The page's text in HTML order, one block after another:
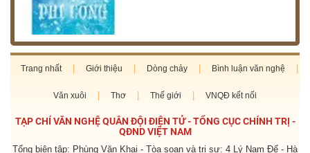
Trang nhất Giới thiệu Dòng chảy Bình luận văn nghệ
Văn xuôi Thơ Thế giới VNQĐ kết nối
TẠP CHÍ VĂN NGHỆ QUÂN ĐỘI ĐIỆN TỬ - TỔNG CỤC CHÍNH TRỊ -
QĐND VIỆT NAM
Tổng biên tập: Phùng Văn Khai - Tòa soạn và trị sự: 4 Lý Nam Đế - Hà